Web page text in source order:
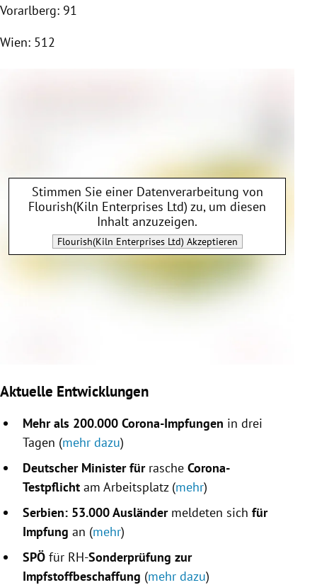
Vorarlberg: 91
Wien: 512
Stimmen Sie einer Datenverarbeitung von
Flourish(Kiln Enterprises Ltd) zu, um diesen
Inhalt anzuzeigen.
Flourish(Kiln Enterprises Ltd) Akzeptieren
Aktuelle Entwicklungen
Mehr als 200.000 Corona-Impfungen in drei
Tagen (mehr dazu)
Deutscher Minister fürrasche Corona-
Testpflicht am Arbeitsplatz (mehr)
Serbien: 53.000 Ausländer meldeten sich für
Impfung an (mehr)
SPÖ für RH-Sonderprüfung zur
Impfstoffbeschaffung (mehr dazu)